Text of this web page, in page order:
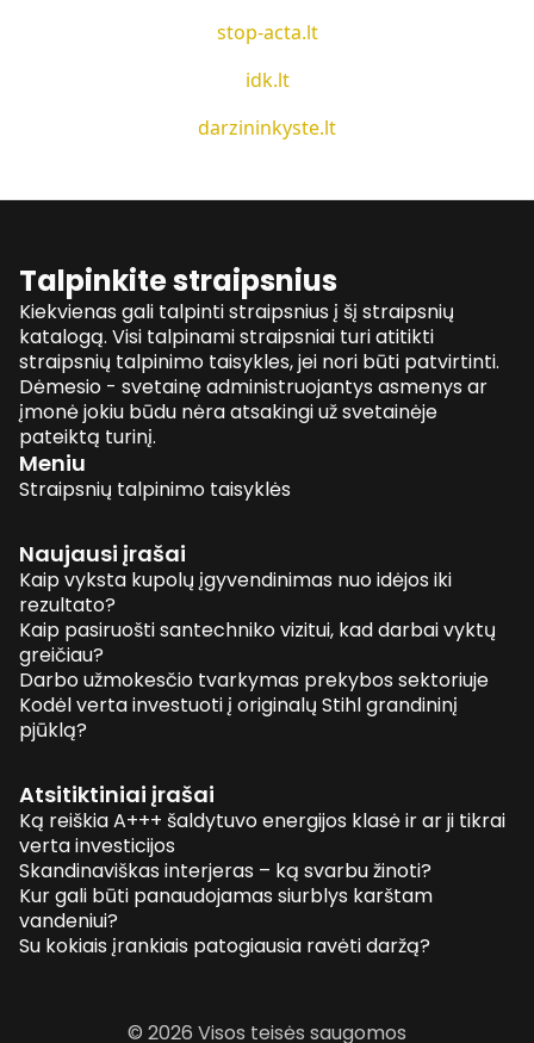
stop-acta.lt
idk.lt
darzininkyste.lt
Talpinkite straipsnius
Kiekvienas gali talpinti straipsnius į šį straipsnių
katalogą. Visi talpinami straipsniai turi atitikti
straipsnių talpinimo taisykles, jei nori būti patvirtinti.
Dėmesio - svetainę administruojantys asmenys ar
įmonė jokiu būdu nėra atsakingi už svetainėje
pateiktą turinį.
Meniu
Straipsnių talpinimo taisyklės
Naujausi įrašai
Kaip vyksta kupolų įgyvendinimas nuo idėjos iki
rezultato?
Kaip pasiruošti santechniko vizitui, kad darbai vyktų
greičiau?
Darbo užmokesčio tvarkymas prekybos sektoriuje
Kodėl verta investuoti į originalų Stihl grandininį
pjūklą?
Atsitiktiniai įrašai
Ką reiškia A+++ šaldytuvo energijos klasė ir ar ji tikrai
verta investicijos
Skandinaviškas interjeras – ką svarbu žinoti?
Kur gali būti panaudojamas siurblys karštam
vandeniui?
Su kokiais įrankiais patogiausia ravėti daržą?
© 2026 Visos teisės saugomos